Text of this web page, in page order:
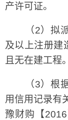
产许可证。
（2）拟派
及以上注册建
且无在建工程。
（3）根据
用信用记录有
豫财购【